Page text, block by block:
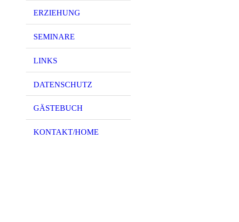
ERZIEHUNG
SEMINARE
LINKS
DATENSCHUTZ
GÄSTEBUCH
KONTAKT/HOME